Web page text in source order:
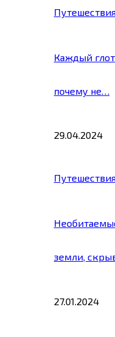
Каждый
почему не…
29.04.2024
земли,
27.01.2024